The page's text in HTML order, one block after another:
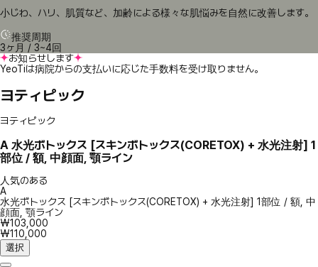
小じわ、ハリ、肌質など、加齢による様々な肌悩みを自然に改善します。
推奨周期
3ヶ月 / 3~4回
お知らせします
YeoTiは病院からの支払いに応じた手数料を受け取りません。
ヨティピック
ヨティピック
A 水光ボトックス [スキンボトックス(CORETOX) + 水光注射] 1
部位 / 額, 中顔面, 顎ライン
人気のある
A
水光ボトックス [スキンボトックス(CORETOX) + 水光注射] 1部位 / 額, 中
顔面, 顎ライン
₩103,000
₩110,000
選択